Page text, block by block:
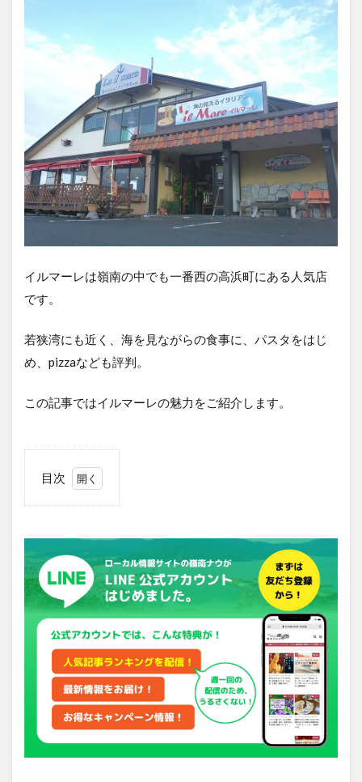
イルマーレは嶺南の中でも一番西の高浜町にある人気店
です。
若狭湾にも近く、海を見ながらの食事に、パスタをはじ
め、pizzaなども評判。
この記事ではイルマーレの魅力をご紹介します。
目次
ー
は
ラ
ン
富